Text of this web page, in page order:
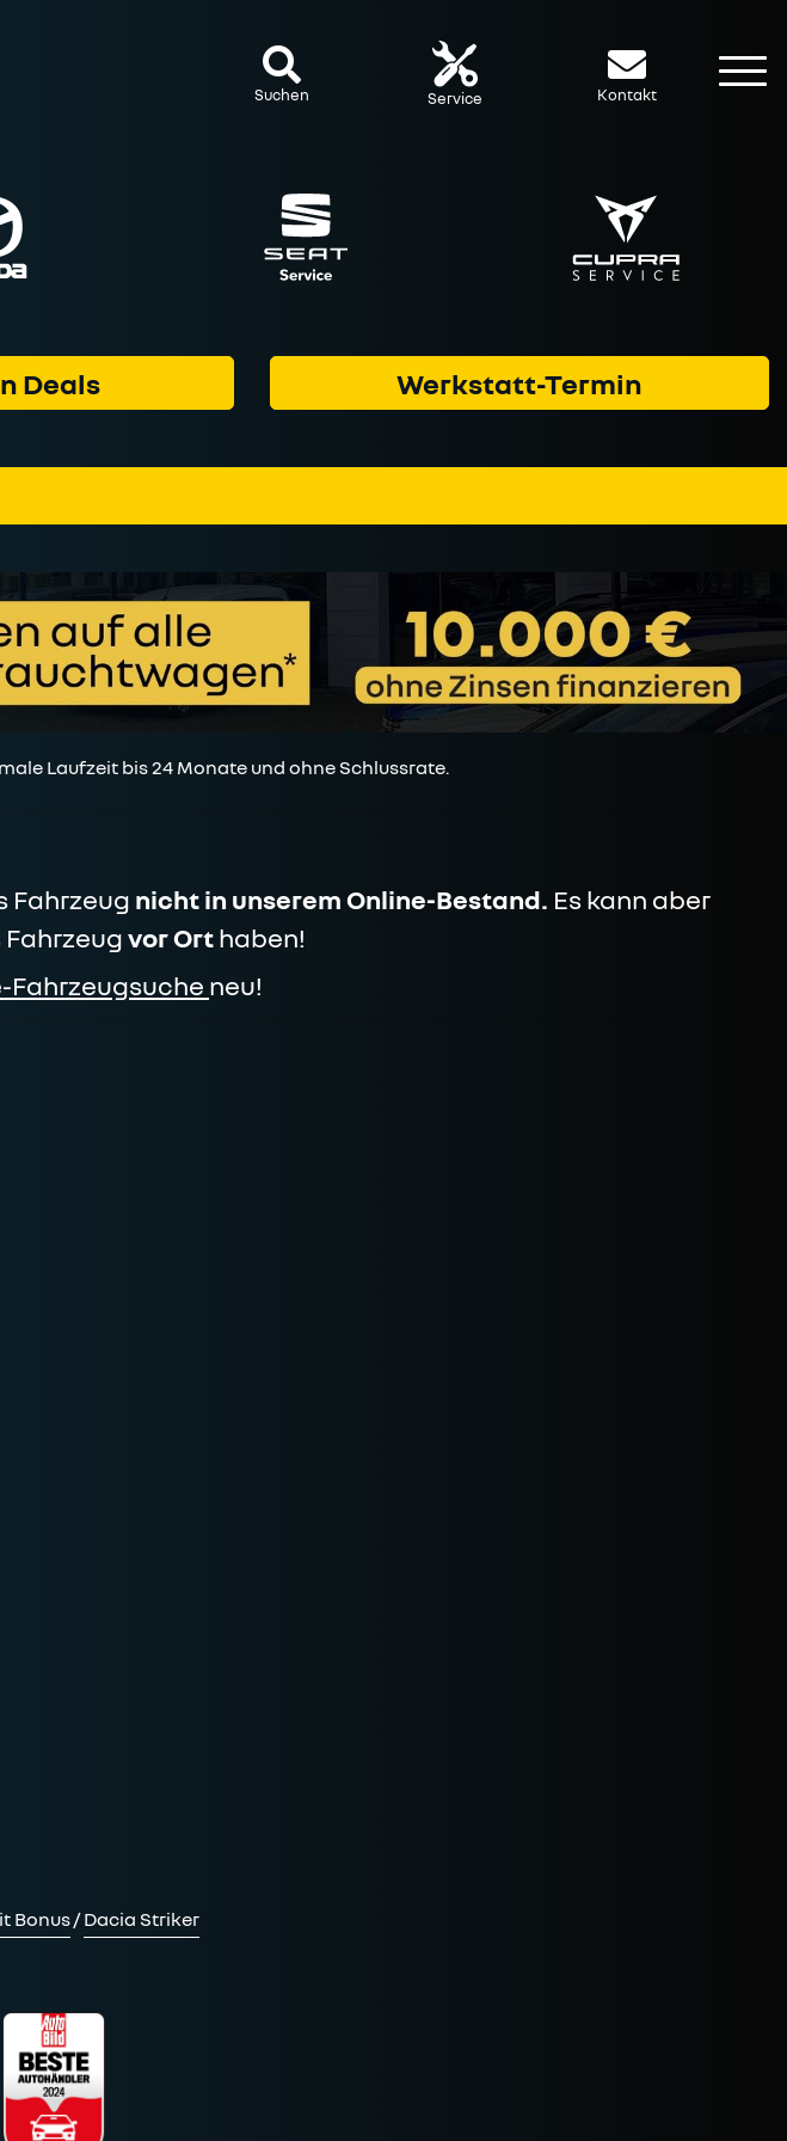
Suchen Service Kontakt
Deals Werkstatt-Termin
Laufzeit bis 24 Monate und ohne Schlussrate.
Fahrzeug nicht in unserem Online-Bestand. Es kann aber
vor Orthaben!
Fahrzeugsuche neu!
Bonus/Dacia Striker